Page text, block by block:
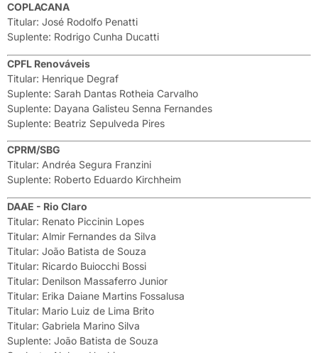
COPLACANA
Titular: José Rodolfo Penatti
Suplente: Rodrigo Cunha Ducatti
CPFL Renováveis
Titular: Henrique Degraf
Suplente: Sarah Dantas Rotheia Carvalho
Suplente: Dayana Galisteu Senna Fernandes
Suplente: Beatriz Sepulveda Pires
CPRM/SBG
Titular: Andréa Segura Franzini
Suplente: Roberto Eduardo Kirchheim
DAAE - Rio Claro
Titular: Renato Piccinin Lopes
Titular: Almir Fernandes da Silva
Titular: João Batista de Souza
Titular: Ricardo Buiocchi Bossi
Titular: Denilson Massaferro Junior
Titular: Erika Daiane Martins Fossalusa
Titular: Mario Luiz de Lima Brito
Titular: Gabriela Marino Silva
Suplente: João Batista de Souza